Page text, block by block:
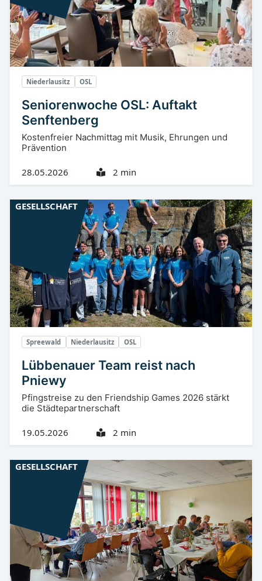
Niederlausitz OSL
Seniorenwoche OSL: Auftakt
Senftenberg
Kostenfreier Nachmittag mit Musik, Ehrungen und
Prävention
28.05.2026 2 min
Spreewald Niederlausitz OSL
Lübbenauer Team reist nach
Pniewy
Pfingstreise zu den Friendship Games 2026 stärkt
die Städtepartnerschaft
19.05.2026 2 min
GESELLSCHAFT
GESELLSCHAFT